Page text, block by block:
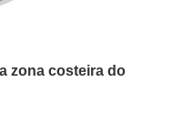
zona costeira do